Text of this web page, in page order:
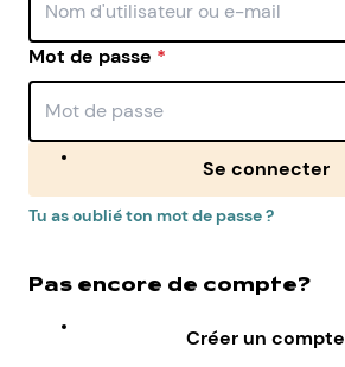
Mot de passe *
Se connecter
Tu as oublié ton mot de passe ?
Pas encore de compte?
Créer un compte